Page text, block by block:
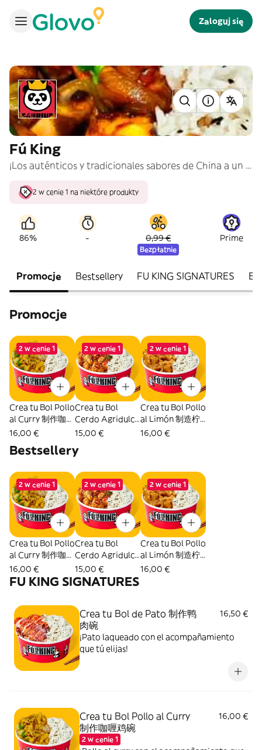
Zaloguj się
Fú King
¡Los auténticos y tradicionales sabores de China a un click de distancia!
2 w cenie 1 na niektóre produkty
86% - 0,99 €
Bezpłatnie
Prime
Promocje Bestsellery FU KING SIGNATURES
Promocje
2 w cenie 1
Crea tu Bol Pollo
al Curry 制作咖喱
鸡碗
16,00 €
2 w cenie 1
Crea tu Bol
Cerdo Agridulce
制作糖醋猪肉碗
15,00 €
2 w cenie 1
Crea tu Bol Pollo
al Limón 制造柠
檬鸡碗
16,00 €
Bestsellery
2 w cenie 1
Crea tu Bol Pollo
al Curry 制作咖喱
鸡碗
16,00 €
2 w cenie 1
Crea tu Bol
Cerdo Agridulce
制作糖醋猪肉碗
15,00 €
2 w cenie 1
Crea tu Bol Pollo
al Limón 制造柠
檬鸡碗
16,00 €
FU KING SIGNATURES
Crea tu Bol de Pato 制作鸭
肉碗
16,50 €
¡Pato laqueado con el acompañamiento
que tú elijas!
Crea tu Bol Pollo al Curry
制作咖喱鸡碗
2 w cenie 1
16,00 €